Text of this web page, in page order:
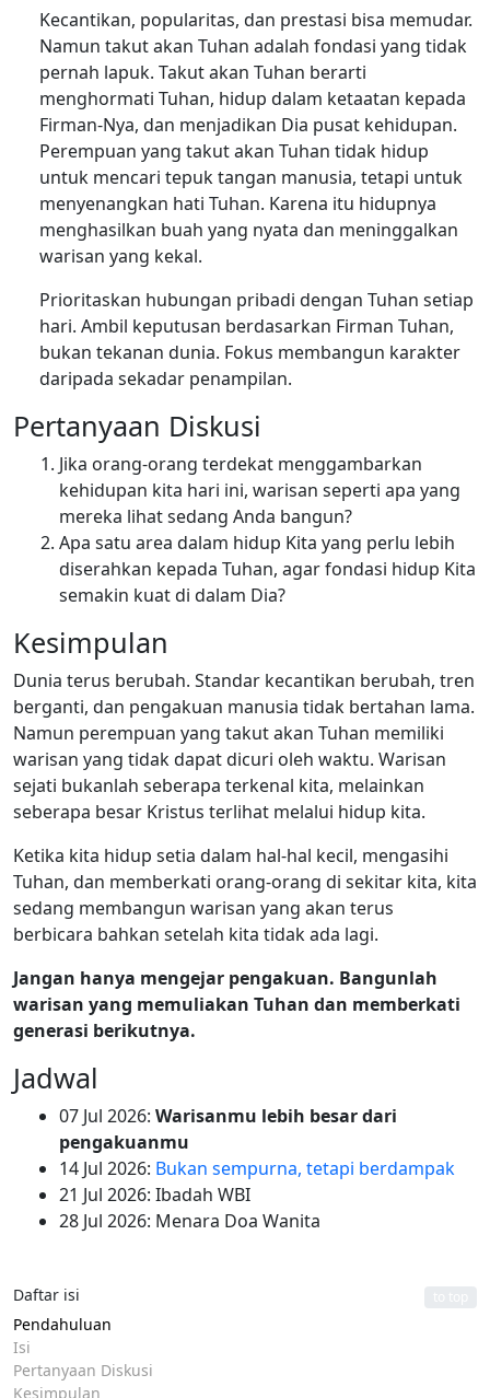
Kecantikan, popularitas, dan prestasi bisa memudar.
Namun takut akan Tuhan adalah fondasi yang tidak
pernah lapuk. Takut akan Tuhan berarti
menghormati Tuhan, hidup dalam ketaatan kepada
Firman-Nya, dan menjadikan Dia pusat kehidupan.
Perempuan yang takut akan Tuhan tidak hidup
untuk mencari tepuk tangan manusia, tetapi untuk
menyenangkan hati Tuhan. Karena itu hidupnya
menghasilkan buah yang nyata dan meninggalkan
warisan yang kekal.
Prioritaskan hubungan pribadi dengan Tuhan setiap
hari. Ambil keputusan berdasarkan Firman Tuhan,
bukan tekanan dunia. Fokus membangun karakter
daripada sekadar penampilan.
Pertanyaan Diskusi
Jika orang-orang terdekat menggambarkan
kehidupan kita hari ini, warisan seperti apa yang
mereka lihat sedang Anda bangun?
Apa satu area dalam hidup Kita yang perlu lebih
diserahkan kepada Tuhan, agar fondasi hidup Kita
semakin kuat di dalam Dia?
Kesimpulan
Dunia terus berubah. Standar kecantikan berubah, tren
berganti, dan pengakuan manusia tidak bertahan lama.
Namun perempuan yang takut akan Tuhan memiliki
warisan yang tidak dapat dicuri oleh waktu. Warisan
sejati bukanlah seberapa terkenal kita, melainkan
seberapa besar Kristus terlihat melalui hidup kita.
Ketika kita hidup setia dalam hal-hal kecil, mengasihi
Tuhan, dan memberkati orang-orang di sekitar kita, kita
sedang membangun warisan yang akan terus
berbicara bahkan setelah kita tidak ada lagi.
Jangan hanya mengejar pengakuan. Bangunlah
warisan yang memuliakan Tuhan dan memberkati
generasi berikutnya.
Jadwal
07 Jul 2026: Warisanmu lebih besar dari
pengakuanmu
14 Jul 2026: Bukan sempurna, tetapi berdampak
21 Jul 2026: Ibadah WBI
28 Jul 2026: Menara Doa Wanita
Daftar isi
Pendahuluan
Isi
Pertanyaan Diskusi
Kesimpulan